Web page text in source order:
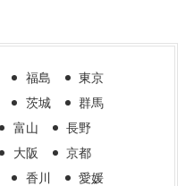
福島
東京
茨城
群馬
富山
長野
大阪
京都
香川
愛媛